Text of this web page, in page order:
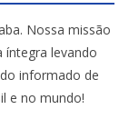
Nossa missão
levando
informado de
e no mundo!